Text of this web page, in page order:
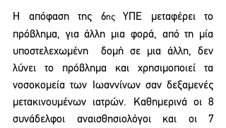
Η απόφαση της 6ης ΥΠΕ μεταφέρει το
πρόβλημα, για άλλη μια φορά, από τη μία
υποστελεχωμένη  δομή σε μια άλλη, δεν
λύνει το πρόβλημα και χρησιμοποιεί τα
νοσοκομεία των Ιωαννίνων σαν δεξαμενές
μετακινουμένων ιατρών. Καθημερινά οι 8
συνάδελφοι αναισθησιολόγοι και οι 7